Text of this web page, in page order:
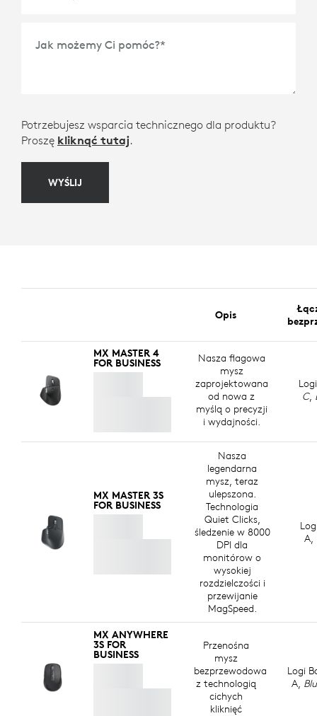
Jak możemy Ci pomóc?*
Potrzebujesz wsparcia technicznego dla produktu?
Proszę kliknąć tutaj.
WYŚLIJ
Opis
MX MASTER 4
FOR BUSINESS
Nasza flagowa
mysz
zaprojektowana
od nowa z
myślą o precyzji
i wydajności.
C,
MX MASTER 3S
FOR BUSINESS
Nasza
legendarna
mysz, teraz
ulepszona.
Technologia
Quiet Clicks,
śledzenie w 8000
DPI dla
monitórow o
wysokiej
rozdzielczości i
przewijanie
MagSpeed.
A,
MX ANYWHERE
3S FOR
BUSINESS
Przenośna
mysz
bezprzewodowa
z technologią
cichych
kliknięć
Logi
A,